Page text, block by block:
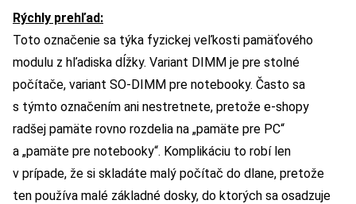
Rýchly prehľad:
Toto označenie sa týka fyzickej veľkosti pamäťového
modulu z hľadiska dĺžky. Variant DIMM je pre stolné
počítače, variant SO-DIMM pre notebooky. Často sa
s týmto označením ani nestretnete, pretože e-shopy
radšej pamäte rovno rozdelia na „pamäte pre PC“
a „pamäte pre notebooky“. Komplikáciu to robí len
v prípade, že si skladáte malý počítač do dlane, pretože
ten používa malé základné dosky, do ktorých sa osadzuje